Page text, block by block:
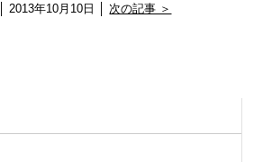
│ 2013年10月10日 │次の記事 ＞